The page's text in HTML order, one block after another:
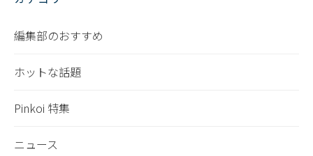
編集部のおすすめ
ホットな話題
Pinkoi 特集
ニュース